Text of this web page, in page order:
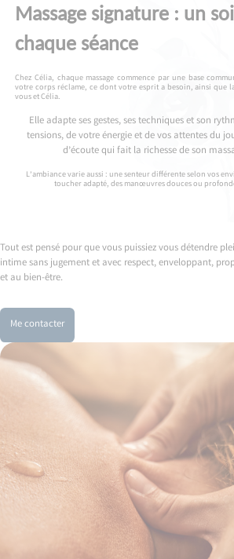
Massage signature : un
chaque séance
Chez Célia, chaque massage commence par une base
votre corps réclame, ce dont votre esprit a besoin, ainsi que
vous et Célia.
Elle adapte ses gestes, ses techniques et son
tensions, de votre énergie et de vos attentes du
d’écoute qui fait la richesse de son
L’ambiance varie aussi : une senteur différente selon vos
toucher adapté, des manœuvres douces ou
Tout est pensé pour que vous puissiez vous détendre
intime sans jugement et avec respect, enveloppant,
et au bien-être.
Me contacter